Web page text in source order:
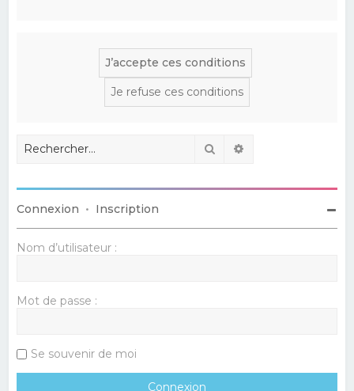
Rechercher
Connexion • Inscription
Nom d’utilisateur :
Mot de passe :
Se souvenir de moi